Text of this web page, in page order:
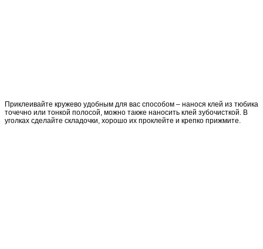
Приклеивайте кружево удобным для вас способом – нанося клей из тюбика
точечно или тонкой полосой, можно также наносить клей зубочисткой. В
уголках сделайте складочки, хорошо их проклейте и крепко прижмите.